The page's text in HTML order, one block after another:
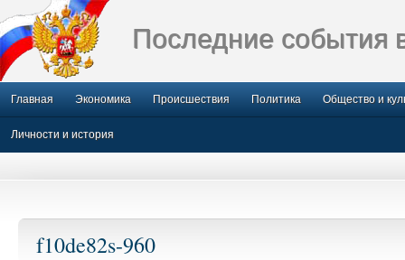
Последние события
Главная Экономика Происшествия Политика Общество и
Личности и история
f10de82s-960